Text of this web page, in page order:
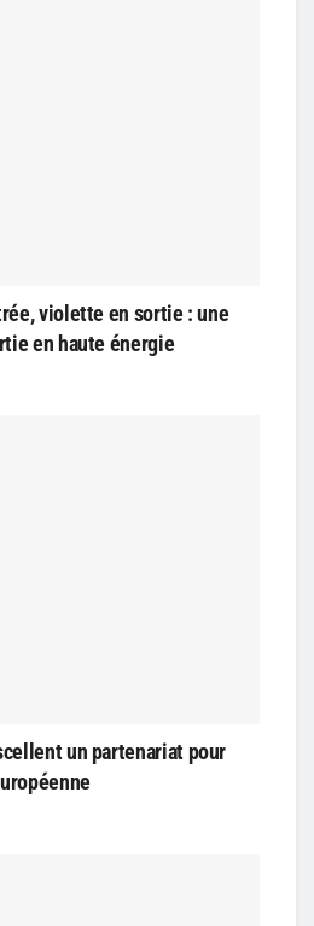
violette en sortie : une
en haute énergie
un partenariat pour